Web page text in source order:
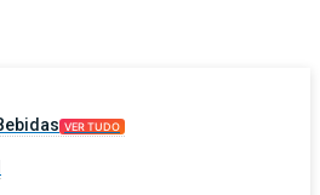
VER TUDO